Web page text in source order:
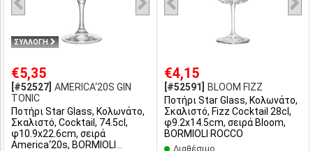
ΣΥΛΛΟΓΗ
€5,35
[#52527] AMERICA‘20S GIN
TONIC
Ποτήρι Star Glass, Κολωνάτο,
Σκαλιστό, Cocktail, 74.5cl,
φ10.9x22.6cm, σειρά
America‘20s, BORMIOLI
€4,15
[#52591]
BLOOM FIZZ
Ποτήρι Star Glass, Κολωνάτο,
Σκαλιστό, Fizz Cocktail 28cl,
φ9.2x14.5cm, σειρά Bloom,
BORMIOLI ROCCO
Διαθέσιμο